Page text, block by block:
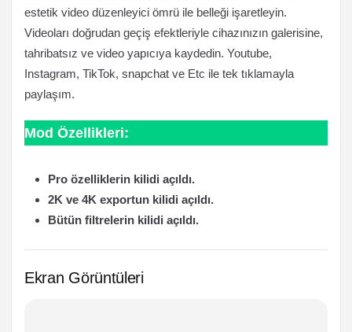
estetik video düzenleyici ömrü ile belleği işaretleyin.
Videoları doğrudan geçiş efektleriyle cihazınızın galerisine,
tahribatsız ve video yapıcıya kaydedin. Youtube,
Instagram, TikTok, snapchat ve Etc ile tek tıklamayla
paylaşım.
Mod Özellikleri:
Pro özelliklerin kilidi açıldı.
2K ve 4K exportun kilidi açıldı.
Bütün filtrelerin kilidi açıldı.
Ekran Görüntüleri